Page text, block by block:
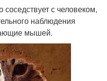
с человеком,
наблюдения
мышей.